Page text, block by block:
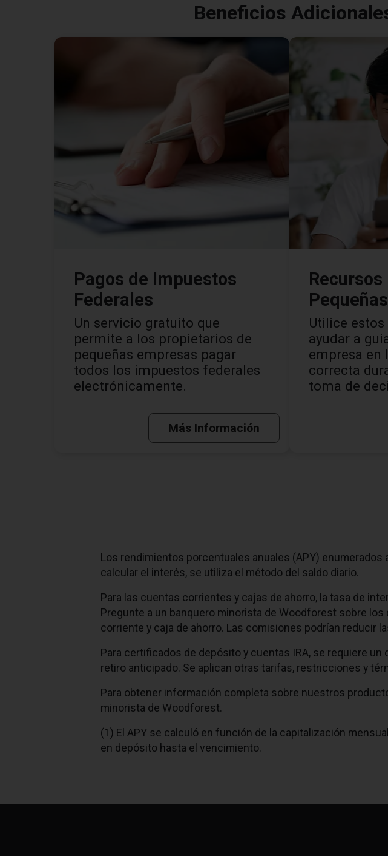
Beneficios
Pagos de Impuestos
Federales
Un servicio gratuito que
permite a los propietarios de
pequeñas empresas pagar
todos los impuestos federales
electrónicamente.
Más Información
Recursos
Utilice estos
ayudar a
empresa en
correcta
toma de
Los rendimientos porcentuales anuales (APY)
calcular el interés, se utiliza el método del saldo diario.
Para las cuentas corrientes y cajas de ahorro, la tasa de
Pregunte a un banquero minorista de Woodforest sobre
corriente y caja de ahorro. Las comisiones podrían reducir
Para certificados de depósito y cuentas IRA, se requiere
retiro anticipado. Se aplican otras tarifas, restricciones y
Para obtener información completa sobre nuestros
minorista de Woodforest.
(1) El APY se calculó en función de la capitalización
en depósito hasta el vencimiento.